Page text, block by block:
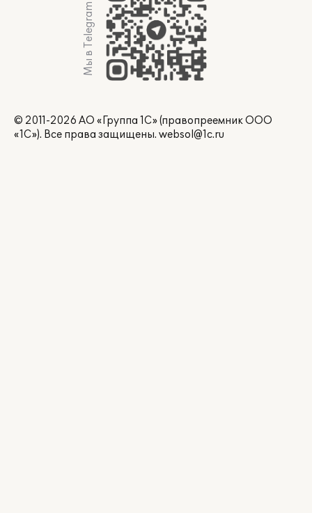
Мы в Telegram
© 2011-2026 АО «Группа 1С» (правопреемник ООО
«1С»). Все права защищены. websol@1c.ru